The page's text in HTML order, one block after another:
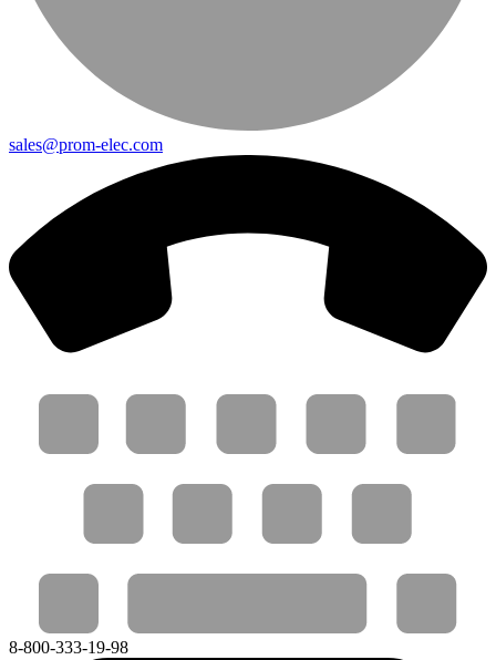
sales@prom-elec.com
8-800-333-19-98